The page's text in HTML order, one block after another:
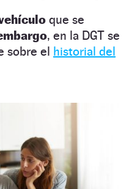
que se
, en la DGT se
sobre el historial del